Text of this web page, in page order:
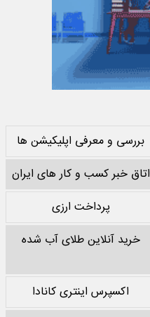
بررسی و معرفی اپلیکیشن ها
اتاق خبر کسب و کار های ایران
پرداخت ارزی
خرید آنلاین طلای آب شده
اکسپرس اینتری کانادا